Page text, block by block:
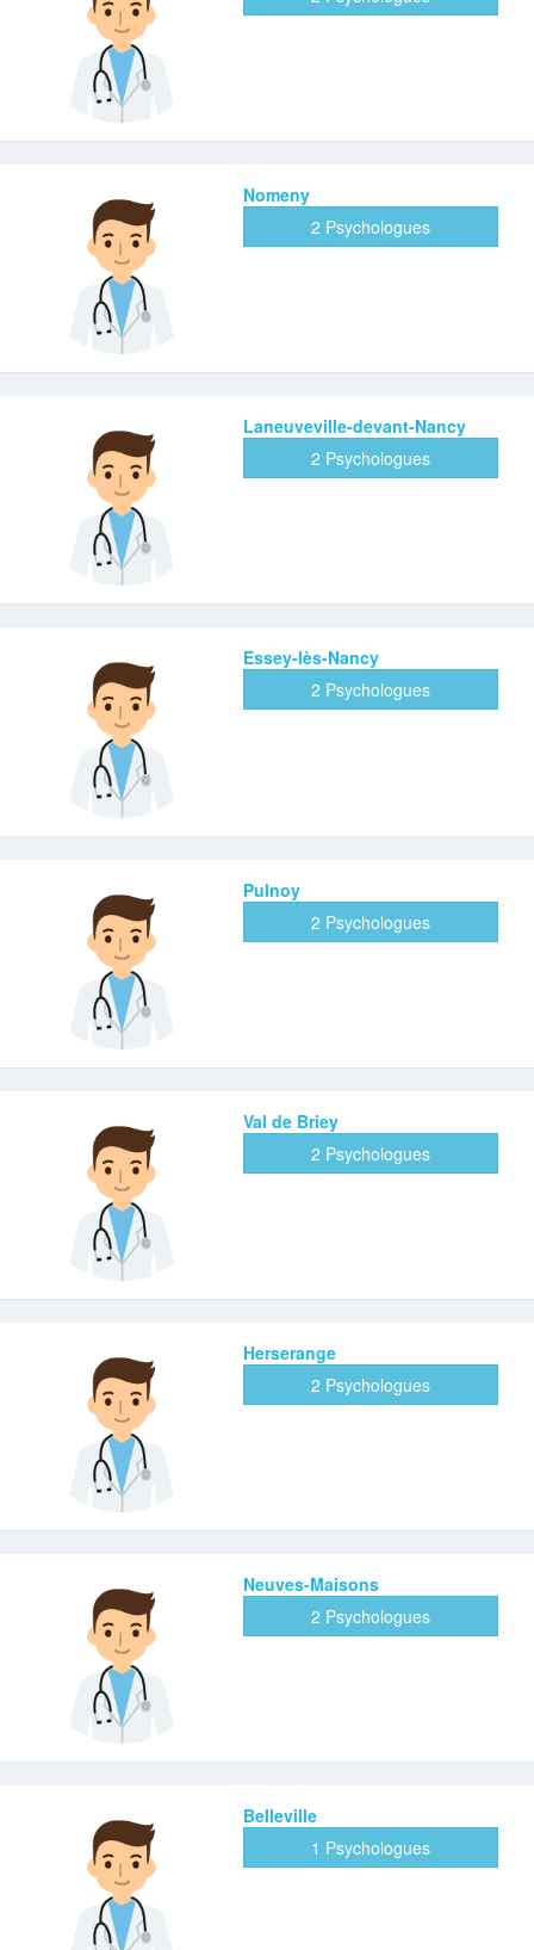
Nomeny
2 Psychologues
Laneuveville-devant-Nancy
2 Psychologues
Essey-lès-Nancy
2 Psychologues
Pulnoy
2 Psychologues
Val de Briey
2 Psychologues
Herserange
2 Psychologues
Neuves-Maisons
2 Psychologues
Belleville
1 Psychologues